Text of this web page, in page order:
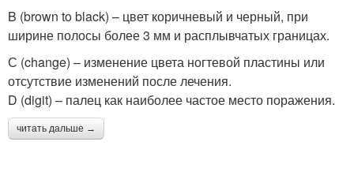
B (brown to black) – цвет коричневый и черный, при
ширине полосы более 3 мм и расплывчатых границах.
С (change) – изменение цвета ногтевой пластины или
отсутствие изменений после лечения.
D (digit) – палец как наиболее частое место поражения.
читать дальше →